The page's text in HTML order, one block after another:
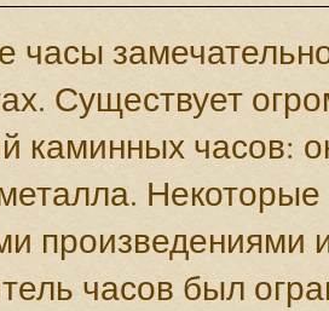
часы
Существует
каминных часов:
произведениями
часов был